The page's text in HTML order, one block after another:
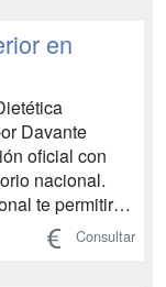
técnicas
en
Davante
oficial con
nacional.
te permitirá
y
promover
Consultar